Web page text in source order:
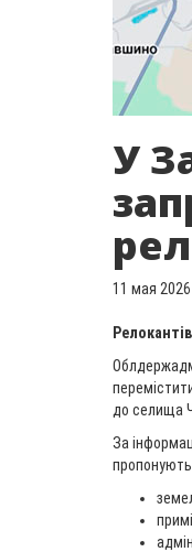
У
11 мая 2026
до селища
За